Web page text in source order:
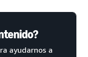
ayudarnos a